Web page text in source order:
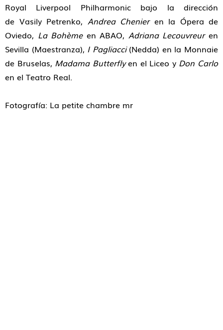
Royal Liverpool Philharmonic bajo la dirección
de Vasily Petrenko, Andrea Chenier en la Ópera de
Oviedo, La Bohèmeen ABAO, Adriana Lecouvreuren
Sevilla (Maestranza), I Pagliacci(Nedda) en la Monnaie
de Bruselas, Madama Butterflyen el Liceo y Don Carlo
en el Teatro Real.
Fotografía: La petite chambre mr